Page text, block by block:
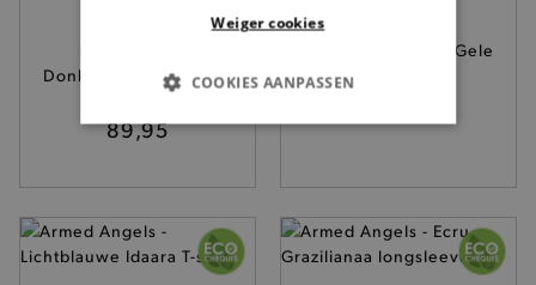
Donkergroene Kickflip
89,95
SkunkFunk - Ecru-Gele
Weiger cookies
COOKIES AANPASSEN
BASIS COOKIES
ANALYTISCHE
TARGETING